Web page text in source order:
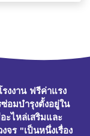
งงาน ฟรีค่าแรง
อมบำรุงตั้งอยู่ใน
ะไหล่เสริมและ
จร "เป็นหนึ่งเรื่อง